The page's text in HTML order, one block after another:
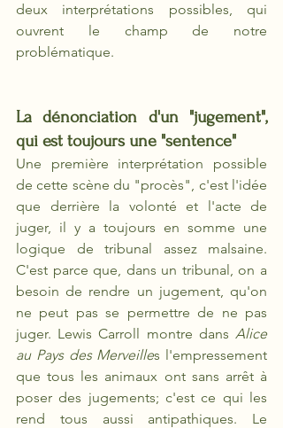
deux interprétations possibles, qui
ouvrent le champ de notre
problématique.
La dénonciation d'un "jugement",
qui est toujours une "sentence"
Une première interprétation possible
de cette scène du "procès", c'est l'idée
que derrière la volonté et l'acte de
juger, il y a toujours en somme une
logique de tribunal assez malsaine.
C'est parce que, dans un tribunal, on a
besoin de rendre un jugement, qu'on
ne peut pas se permettre de ne pas
juger. Lewis Carroll montre dans Alice
au Pays des Merveilles l'empressement
que tous les animaux ont sans arrêt à
poser des jugements; c'est ce qui les
rend tous aussi antipathiques. Le